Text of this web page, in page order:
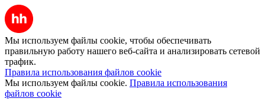
Мы используем файлы cookie, чтобы обеспечивать
правильную работу нашего веб-сайта и анализировать сетевой
трафик.
Правила использования файлов cookie
Мы используем файлы cookie. Правила использования
файлов cookie